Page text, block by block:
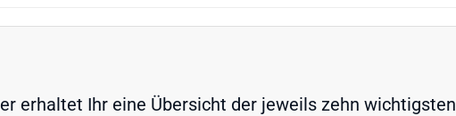
erhaltet Ihr eine Übersicht der jeweils zehn wichtigsten